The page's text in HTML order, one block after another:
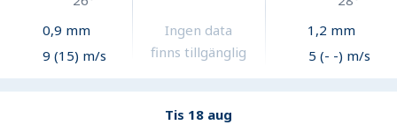
0,9 mm
9 (15) m/s
Ingen data
finns tillgänglig
1,2 mm
5 (- -) m/s
Tis 18 aug